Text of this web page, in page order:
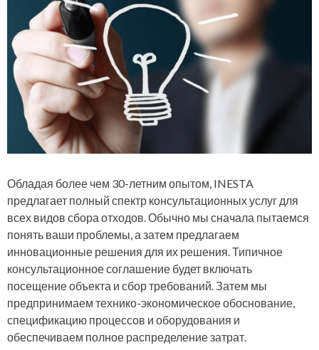
Обладая более чем 30-летним опытом, INESTA
предлагает полный спектр консультационных услуг для
всех видов сбора отходов. Обычно мы сначала пытаемся
понять ваши проблемы, а затем предлагаем
инновационные решения для их решения. Типичное
консультационное соглашение будет включать
посещение объекта и сбор требований. Затем мы
предпринимаем технико-экономическое обоснование,
спецификацию процессов и оборудования и
обеспечиваем полное распределение затрат.